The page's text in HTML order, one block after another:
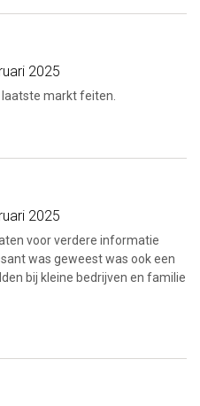
2025
markt feiten.
2025
voor verdere informatie
was geweest was ook een
bij kleine bedrijven en familie